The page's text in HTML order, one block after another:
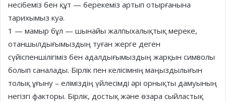
несібеміз бен құт — берекеміз артып отырғанына
тарихымыз куә.
1 — мамыр бұл — шынайы жалпыхалықтық мереке,
отаншылдығымыздың туған жерге деген
сүйіспеншілігіміз бен адалдығымыздың жарқын символы
болып саналады. Бірлік пен келісімнің маңыздылығын
толық ұғыну – еліміздің үйлесімді әрі орнықты дамуының
негізгі факторы. Бірлік, достық және өзара сыйластық